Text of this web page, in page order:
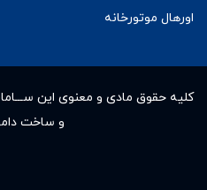
اورهال موتورخانه
کلیه حقوق مادى و معنوى این
و ساخت